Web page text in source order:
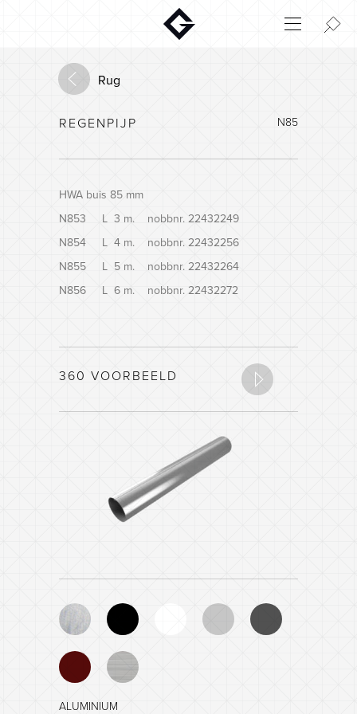
Aktuelt
Rug
REGENPIJP N85
HWA buis 85 mm
N853 L 3 m. nobbnr. 22432249
N854 L 4 m. nobbnr. 22432256
N855 L 5 m. nobbnr. 22432264
N856 L 6 m. nobbnr. 22432272
360 VOORBEELD
ALUMINIUM